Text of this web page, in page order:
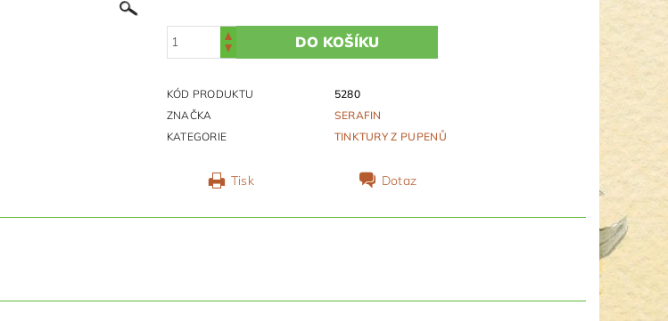
KÓD PRODUKTU
5280
ZNAČKA
SERAFIN
KATEGORIE
TINKTURY Z PUPENŮ
Tisk Dotaz